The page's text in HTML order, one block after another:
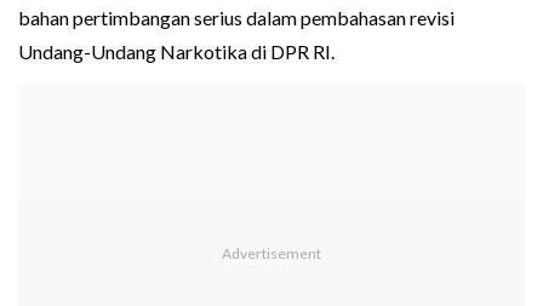
bahan pertimbangan serius dalam pembahasan revisi
Undang-Undang Narkotika di DPR RI.